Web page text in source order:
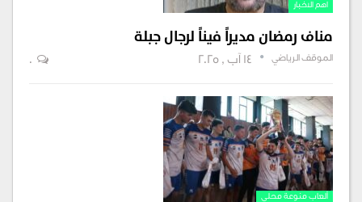
اهم الاخبار
مناف رمضان مديراً فيناً لرجال جبلة
الموقف الرياضي 14 آب , 2025 0
ألعاب منوعة محلي